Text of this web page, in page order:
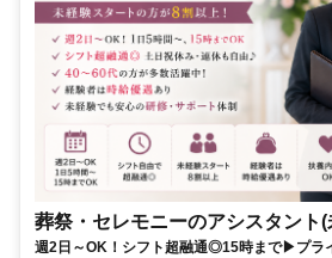
葬祭・セレモニーのアシスタント
週2日～OK！シフト超融通◎15時まで▶プラ